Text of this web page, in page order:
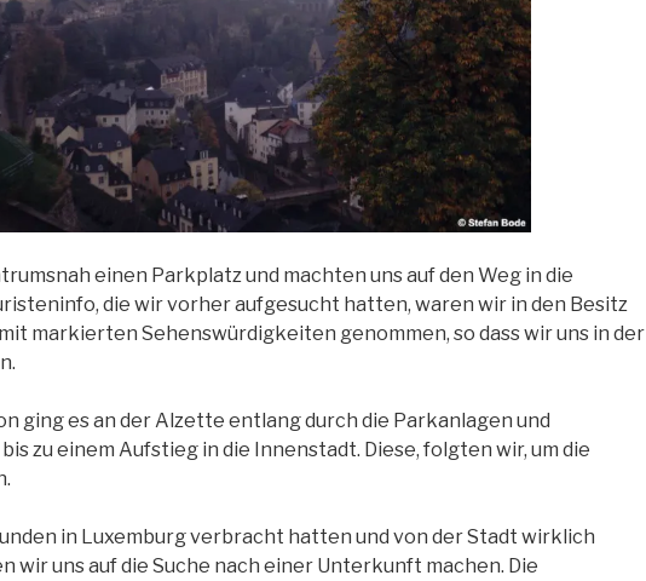
einen Parkplatz und machten uns auf den Weg in die
die wir vorher aufgesucht hatten, waren wir in den Besitz
markierten Sehenswürdigkeiten genommen, so dass wir uns in der
ging es an der Alzette entlang durch die Parkanlagen und
zu einem Aufstieg in die Innenstadt. Diese, folgten wir, um die
in Luxemburg verbracht hatten und von der Stadt wirklich
wir uns auf die Suche nach einer Unterkunft machen. Die